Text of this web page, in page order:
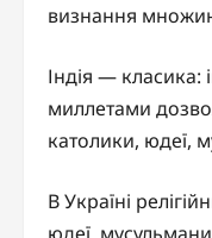
визнання
Індія — класика:
миллетами
католики, юдеї,
В Україні